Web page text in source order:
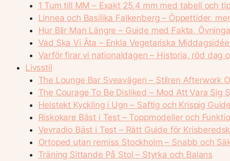
1 Tum till MM – Exakt 25,4 mm med tabell och
Linnea och Basilika Falkenberg – Öppettider,
Hur Blir Man Längre – Guide med Fakta,
Vad Ska Vi Äta – Enkla Vegetariska
Varför firar vi nationaldagen – Historia, röd dag
Livsstil
The Lounge Bar Sveavägen – Stilren Afterwork
The Courage To Be Disliked – Mod Att Vara Sig
Helstekt Kyckling i Ugn – Saftig och Krispig Guide
Riskokare Bäst i Test – Toppmodeller och
Vevradio Bäst i Test – Rätt Guide för
Ortoped utan remiss Stockholm – Snabb och
Träning Sittande På Stol – Styrka och Balans